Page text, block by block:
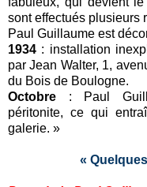
sont effectués plusieurs
Paul Guillaume est
1934 : installation
par Jean Walter, 1,
du Bois de Boulogne.
Octobre : Paul
péritonite, ce qui
galerie. »
«